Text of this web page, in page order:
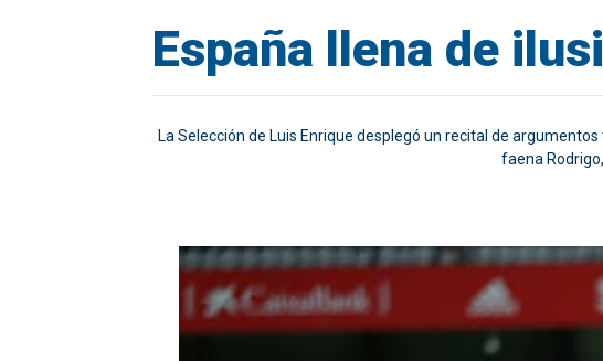
España llena de
La Selección de Luis Enrique desplegó un recital de
faena